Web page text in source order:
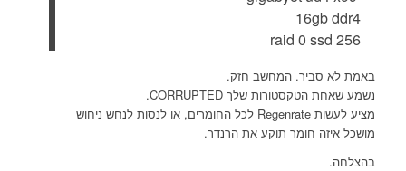
16gb ddr4
256 raid 0 ssd
באמת לא סביר. המחשב חזק.
נשמע שאחת הטקסטורות שלך CORRUPTED.
מציע לעשות Regenrate לכל החומרים, או לנסות לנחש ניחוש
מושכל איזה חומר תוקע את הרנדר.
בהצלחה.